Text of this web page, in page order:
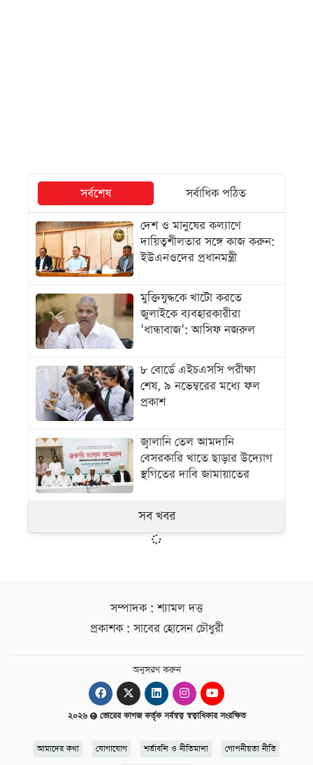
সর্বশেষ
সর্বাধিক পঠিত
দেশ ও মানুষের কল্যাণে
দায়িত্বশীলতার সঙ্গে কাজ করুন:
ইউএনওদের প্রধানমন্ত্রী
মুক্তিযুদ্ধকে খাটো করতে
জুলাইকে ব্যবহারকারীরা
‘ধান্ধাবাজ’: আসিফ নজরুল
৮ বোর্ডে এইচএসসি পরীক্ষা
শেষ, ৯ নভেম্বরের মধ্যে ফল
প্রকাশ
জ্বালানি তেল আমদানি
বেসরকারি খাতে ছাড়ার উদ্যোগ
স্থগিতের দাবি জামায়াতের
সব খবর
সম্পাদক : শ্যামল দত্ত
প্রকাশক : সাবের হোসেন চৌধুরী
অনুসরণ করুন
২০২৬ ভোরের কাগজ কর্তৃক সর্বস্বত্ব স্বত্বাধিকার সংরক্ষিত
আমাদের কথা যোগাযোগ শর্তাবলি ও নীতিমালা গোপনীয়তা নীতি